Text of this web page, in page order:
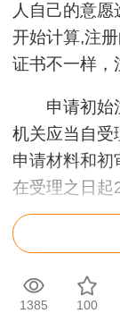
人自己的意
开始计算,注
证书不一样，
申请初始注
机关应当自受
申请材料和初
在受理之日起
相较于变更
因而初始注
琐。而变更
要高效得多。
1385 100